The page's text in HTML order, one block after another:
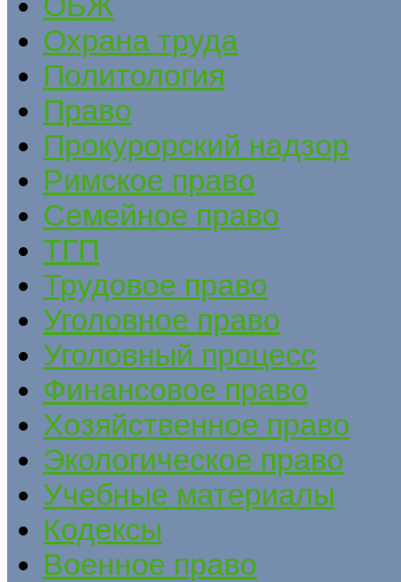
Охрана труда
Политология
Право
Прокурорский надзор
Римское право
Семейное право
ТГП
Трудовое право
Уголовное право
Уголовный процесс
Финансовое право
Хозяйственное право
Экологическое право
Учебные материалы
Кодексы
Военное право